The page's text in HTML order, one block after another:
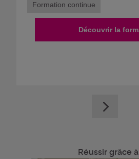
Formation continue
Découvrir la
Réussir grâce